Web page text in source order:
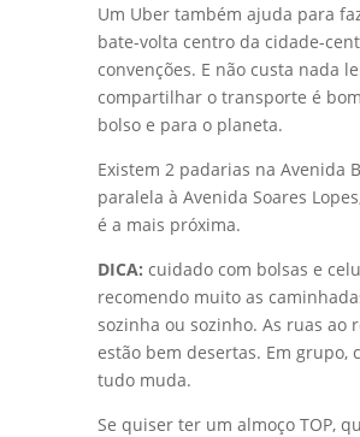
Um Uber também ajuda para
bate-volta centro da cidade-
convenções. E não custa nada
compartilhar o transporte é
bolso e para o planeta.
Existem 2 padarias na Avenida
paralela à Avenida Soares
é a mais próxima.
DICA: cuidado com bolsas e
recomendo muito as
sozinha ou sozinho. As ruas ao
estão bem desertas. Em grupo,
tudo muda.
Se quiser ter um almoço TOP,